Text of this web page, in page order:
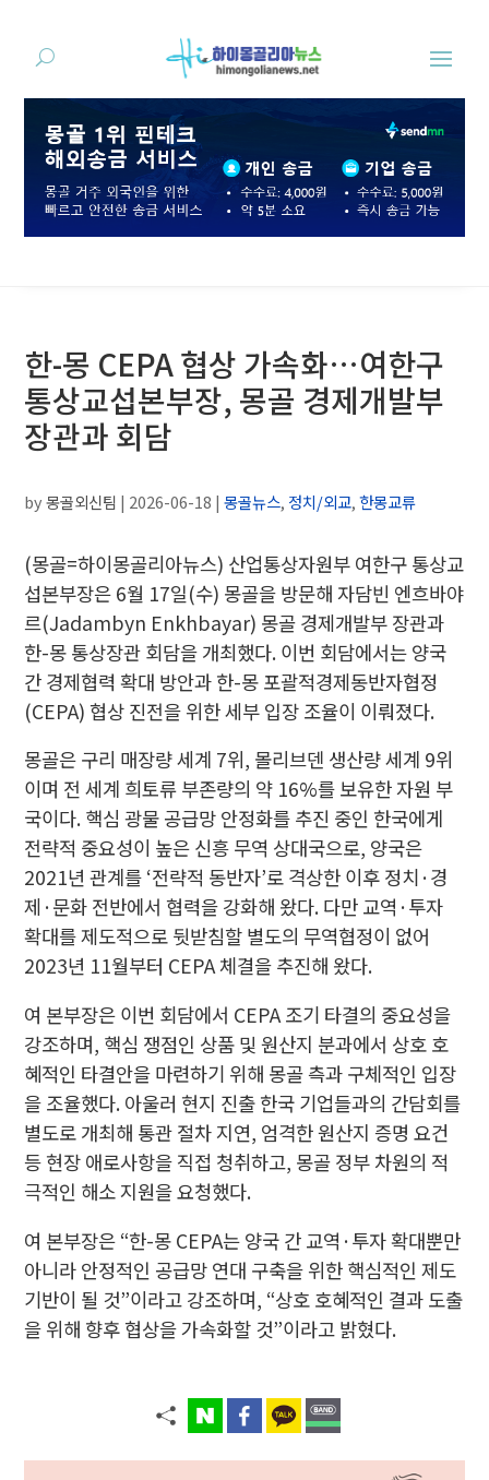
한-몽 CEPA 협상 가속화…여한구
통상교섭본부장, 몽골 경제개발부
장관과 회담
by몽골외신팀 | 2026-06-18 |몽골뉴스, 정치/외교,한몽교류
(몽골=하이몽골리아뉴스) 산업통상자원부 여한구 통상교
섭본부장은 6월 17일(수) 몽골을 방문해 자담빈 엔흐바야
르(Jadambyn Enkhbayar) 몽골 경제개발부 장관과
한-몽 통상장관 회담을 개최했다. 이번 회담에서는 양국
간 경제협력 확대 방안과 한-몽 포괄적경제동반자협정
(CEPA) 협상 진전을 위한 세부 입장 조율이 이뤄졌다.
몽골은 구리 매장량 세계 7위, 몰리브덴 생산량 세계 9위
이며 전 세계 희토류 부존량의 약 16%를 보유한 자원 부
국이다. 핵심 광물 공급망 안정화를 추진 중인 한국에게
전략적 중요성이 높은 신흥 무역 상대국으로, 양국은
2021년 관계를 ‘전략적 동반자’로 격상한 이후 정치·경
제·문화 전반에서 협력을 강화해 왔다. 다만 교역·투자
확대를 제도적으로 뒷받침할 별도의 무역협정이 없어
2023년 11월부터 CEPA 체결을 추진해 왔다.
여 본부장은 이번 회담에서 CEPA 조기 타결의 중요성을
강조하며, 핵심 쟁점인 상품 및 원산지 분과에서 상호 호
혜적인 타결안을 마련하기 위해 몽골 측과 구체적인 입장
을 조율했다. 아울러 현지 진출 한국 기업들과의 간담회를
별도로 개최해 통관 절차 지연, 엄격한 원산지 증명 요건
등 현장 애로사항을 직접 청취하고, 몽골 정부 차원의 적
극적인 해소 지원을 요청했다.
여 본부장은 “한-몽 CEPA는 양국 간 교역·투자 확대뿐만
아니라 안정적인 공급망 연대 구축을 위한 핵심적인 제도
기반이 될 것”이라고 강조하며, “상호 호혜적인 결과 도출
을 위해 향후 협상을 가속화할 것”이라고 밝혔다.